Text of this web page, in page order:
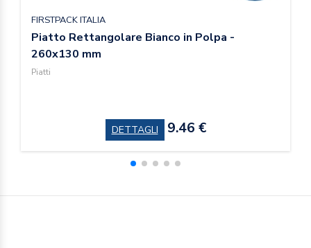
FIRSTPACK ITALIA
Piatto Rettangolare Bianco in Polpa -
260x130 mm
Piatti
DETTAGLI 9.46 €